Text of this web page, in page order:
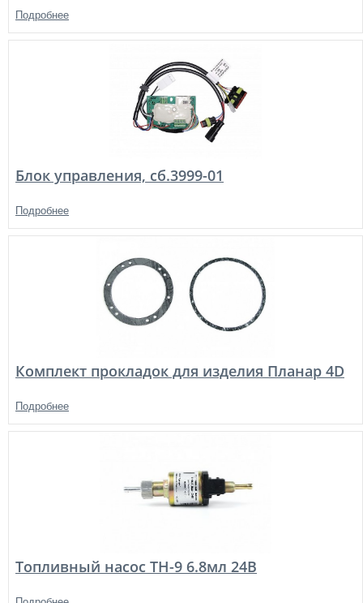
Подробнее
Блок управления, сб.3999-01
Подробнее
Комплект прокладок для изделия Планар 4D
Подробнее
Топливный насос TH-9 6.8мл 24В